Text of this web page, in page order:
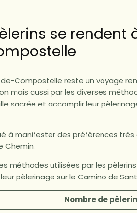
se rendent
Compostelle reste un voyage
mais aussi par les diverses
sacrée et accomplir leur
à manifester des préférences
Chemin.
méthodes utilisées par les
pèlerinage sur le Camino de
Nombre de